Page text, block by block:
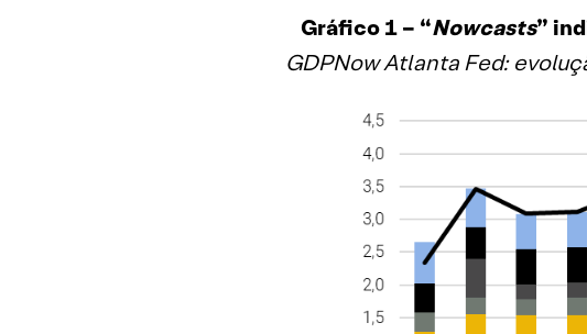
Gráfico 1 – “Nowcasts”
GDPNow Atlanta Fed: